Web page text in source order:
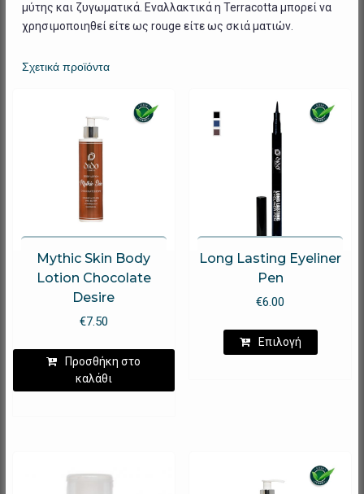
μύτης και ζυγωματικά. Εναλλακτικά η Terracotta μπορεί να
χρησιμοποιηθεί είτε ως rouge είτε ως σκιά ματιών.
Σχετικά προϊόντα
Mythic Skin Body
Lotion Chocolate
Desire
€7.50
Προσθήκη στο
καλάθι
Long Lasting Eyeliner
Pen
€6.00
Επιλογή
Αυτό
μπορούν